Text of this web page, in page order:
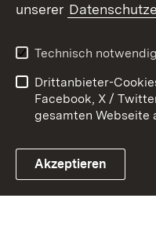
Link zum Landesportal
Kontakt
Cookies
unserer
Technisch
Drittanbieter-
Facebook, X /
gesamten Webseite
Akzeptieren